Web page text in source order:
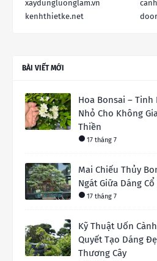
xaydungluonglam.vn
kenhthietke.net
BÀI VIẾT MỚI
Hoa Bonsai – Tinh
Nhỏ Cho Không
Thiền
17 tháng 7
Mai Chiếu Thủy
Ngát Giữa Dáng
17 tháng 7
Kỹ Thuật Uốn
Quyết Tạo Dáng
Thương Cây